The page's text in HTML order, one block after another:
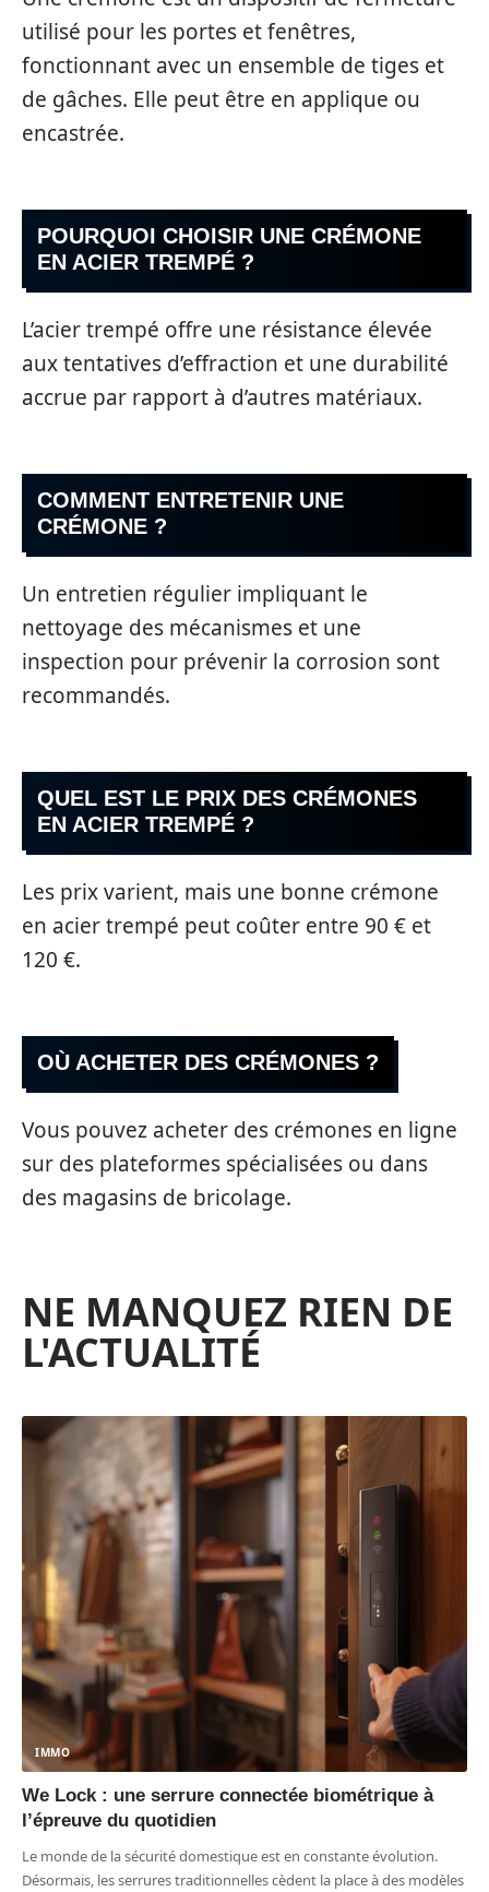
utilisé pour les portes et fenêtres,
fonctionnant avec un ensemble de tiges et
de gâches. Elle peut être en applique ou
encastrée.
POURQUOI CHOISIR UNE CRÉMONE
EN ACIER TREMPÉ ?
L’acier trempé offre une résistance élevée
aux tentatives d’effraction et une durabilité
accrue par rapport à d’autres matériaux.
COMMENT ENTRETENIR UNE
CRÉMONE ?
Un entretien régulier impliquant le
nettoyage des mécanismes et une
inspection pour prévenir la corrosion sont
recommandés.
QUEL EST LE PRIX DES CRÉMONES
EN ACIER TREMPÉ ?
Les prix varient, mais une bonne crémone
en acier trempé peut coûter entre 90 € et
120 €.
OÙ ACHETER DES CRÉMONES ?
Vous pouvez acheter des crémones en ligne
sur des plateformes spécialisées ou dans
des magasins de bricolage.
NE MANQUEZ RIEN DE
L'ACTUALITÉ
IMMO
We Lock : une serrure connectée biométrique à
l’épreuve du quotidien
Le monde de la sécurité domestique est en constante évolution.
Désormais, les serrures traditionnelles cèdent la place à des modèles